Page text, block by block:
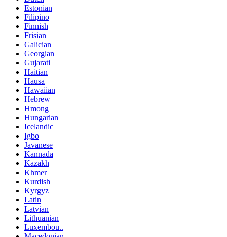
Estonian
Filipino
Finnish
Frisian
Galician
Georgian
Gujarati
Haitian
Hausa
Hawaiian
Hebrew
Hmong
Hungarian
Icelandic
Igbo
Javanese
Kannada
Kazakh
Khmer
Kurdish
Kyrgyz
Latin
Latvian
Lithuanian
Luxembou..